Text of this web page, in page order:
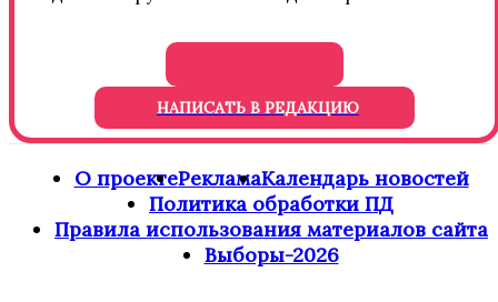
НАПИСАТЬ В РЕДАКЦИЮ
О проектеРекламаКалендарь новостей
Политика обработки ПД
Правила использования материалов сайта
Выборы-2026